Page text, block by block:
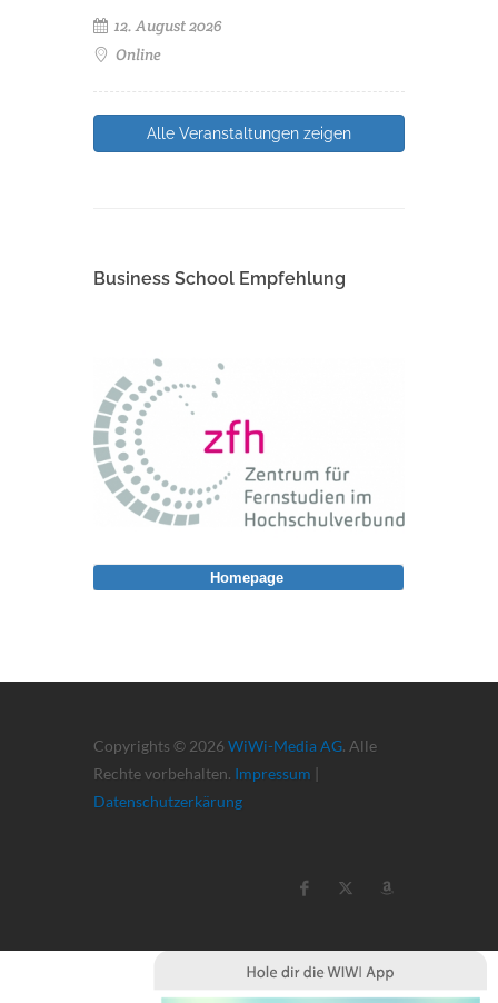
12. August 2026
Online
Alle Veranstaltungen zeigen
Business School Empfehlung
Copyrights © 2026 WiWi-Media AG. Alle
Rechte vorbehalten. Impressum |
Datenschutzerkärung
Homepage